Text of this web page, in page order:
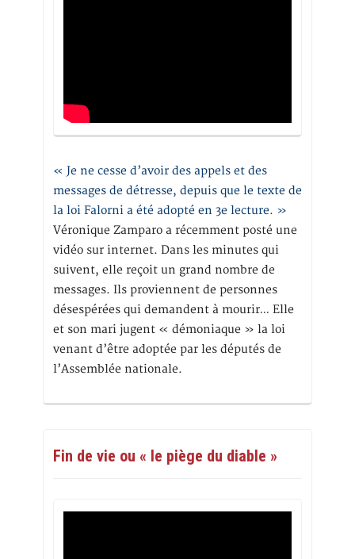
« Je ne cesse d’avoir des appels et des
messages de détresse, depuis que le texte de
la loi Falorni a été adopté en 3e lecture. »
Véronique Zamparo a récemment posté une
vidéo sur internet. Dans les minutes qui
suivent, elle reçoit un grand nombre de
messages. Ils proviennent de personnes
désespérées qui demandent à mourir… Elle
et son mari jugent « démoniaque » la loi
venant d’être adoptée par les députés de
l’Assemblée nationale.
Fin de vie ou « le piège du diable »